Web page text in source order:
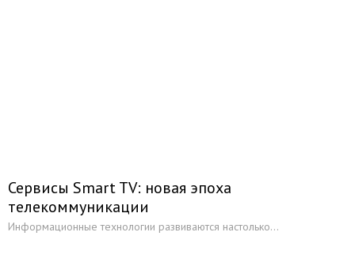
Сервисы Smart TV: новая эпоха
телекоммуникации
Информационные технологии развиваются настолько...